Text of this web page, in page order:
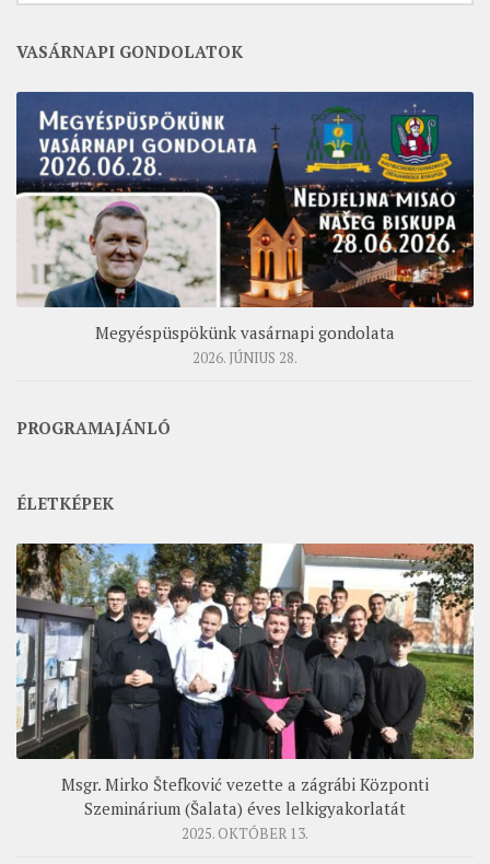
VASÁRNAPI GONDOLATOK
Megyéspüspökünk vasárnapi gondolata
2026. JÚNIUS 28.
PROGRAMAJÁNLÓ
ÉLETKÉPEK
Msgr. Mirko Štefković vezette a zágrábi Központi
Szeminárium (Šalata) éves lelkigyakorlatát
2025. OKTÓBER 13.